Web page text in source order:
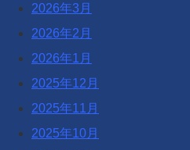
2026年3月
2026年2月
2026年1月
2025年12月
2025年11月
2025年10月